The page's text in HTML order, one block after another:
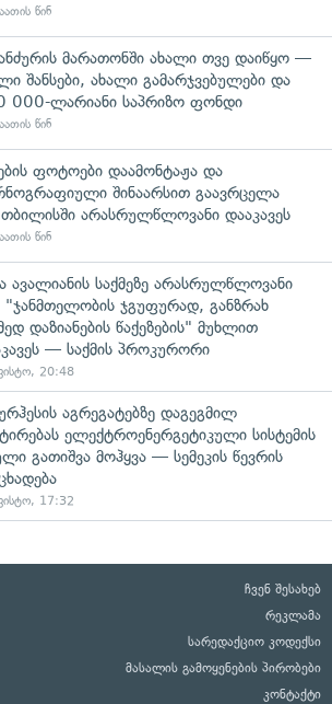
წინ
მარათონში ახალი თვე დაიწყო —
შანსები, ახალი გამარჯვებულები და
000-ლარიანი საპრიზო ფონდი
წინ
ფოტოები დაამონტაჟა და
შინაარსით გაავრცელა
არასრულწლოვანი დააკავეს
წინ
ავალიანის საქმეზე არასრულწლოვანი
"ჯანმთელობის ჯგუფურად, განზრახ
დაზიანების წაქეზების" მუხლით
— საქმის პროკურორი
20:48
აგრეგატებზე დაგეგმილ
ელექტროენერგეტიკული სისტემის
გათიშვა მოჰყვა — სემეკის წევრის
17:32
ჩვენ შესახებ
რეკლამა
სარედაქციო კოდექსი
მასალის გამოყენების პირობები
კონტაქტი